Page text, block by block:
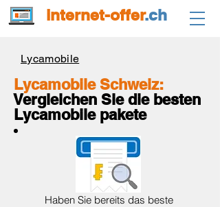
internet-offer.ch
Lycamobile
Lycamobile Schweiz:
Vergleichen Sie die besten
Lycamobile pakete
Haben Sie bereits das beste